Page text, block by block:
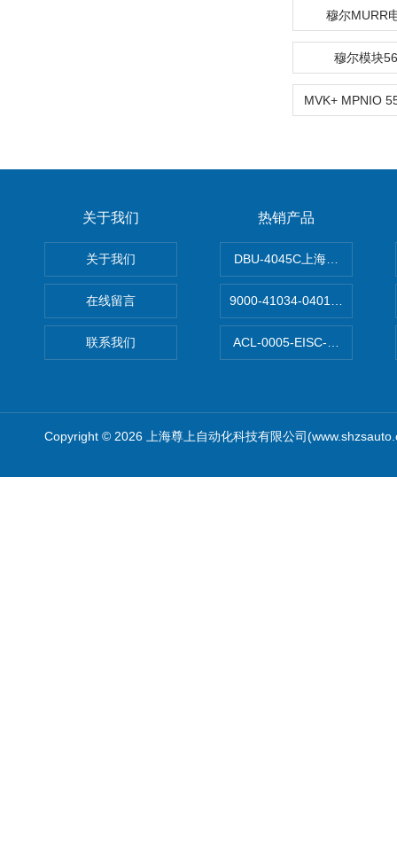
穆尔MURR
穆尔模块
关于我们
关于我们
在线留言
联系我们
热销产品
DBU-4045C上海鹰峰制动单
9000-41034-0401000穆尔
ACL-0005-EISC-E2M8C上海
Copyright © 2026 上海尊上自动化科技有限公司